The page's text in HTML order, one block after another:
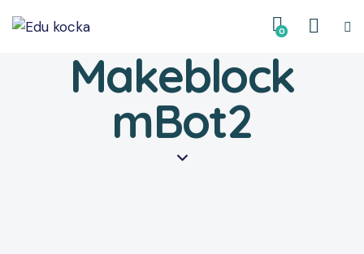
0
Makeblock
mBot2